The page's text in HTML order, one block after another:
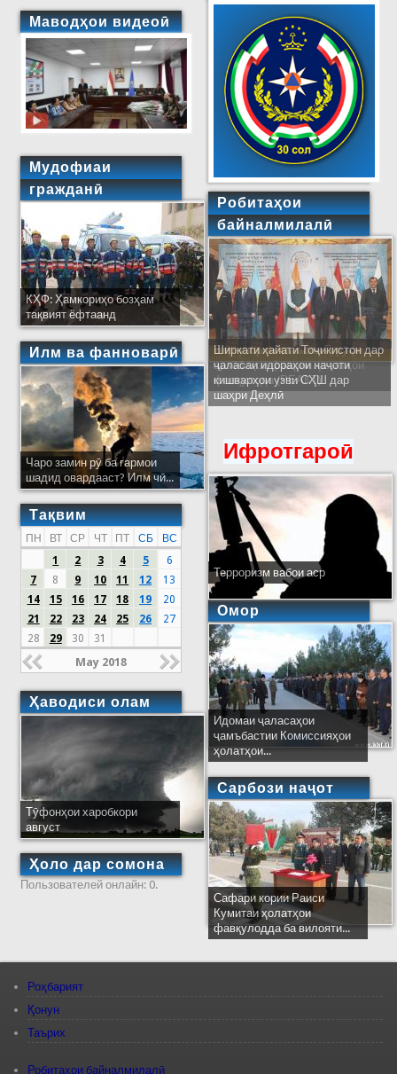
Маводҳои видеоӣ
Мудофиаи
гражданӣ
КҲФ: Ҳамкориҳо бозҳам
тақвият ёфтаанд
Илм ва фанноварӣ
Чаро замин рӯ ба гармои
шадид овардааст? Илм чӣ...
Тақвим
ПН ВТ СР ЧТ ПТ СБ
ВС
1
2 3 4 5
6
7
8 9 10 11 12
13
14
15 16 17 18 19
20
21
22 23 24 25 26
27
28
29 30 31
May 2018
Ҳаводиси олам
Тӯфонҳои харобкори
август
Ҳоло дар сомона
Пользователей онлайн: 0.
Робитаҳои
байналмилалӣ
Ширкати ҳайати Тоҷикистон дар
ҷаласаи идораҳои наҷоти
кишварҳои узви СҲШ дар
шаҳри Деҳлӣ
Ифротгароӣ
Терроризм вабои аср
Омор
Идомаи ҷаласаҳои
ҷамъбастии Комиссияҳои
ҳолатҳои...
Сарбози наҷот
Сафари кории Раиси
Кумитаи ҳолатҳои
фавқулодда ба вилояти...
Роҳбарият
Қонун
Таърих
Робитаҳои байналмилалӣ